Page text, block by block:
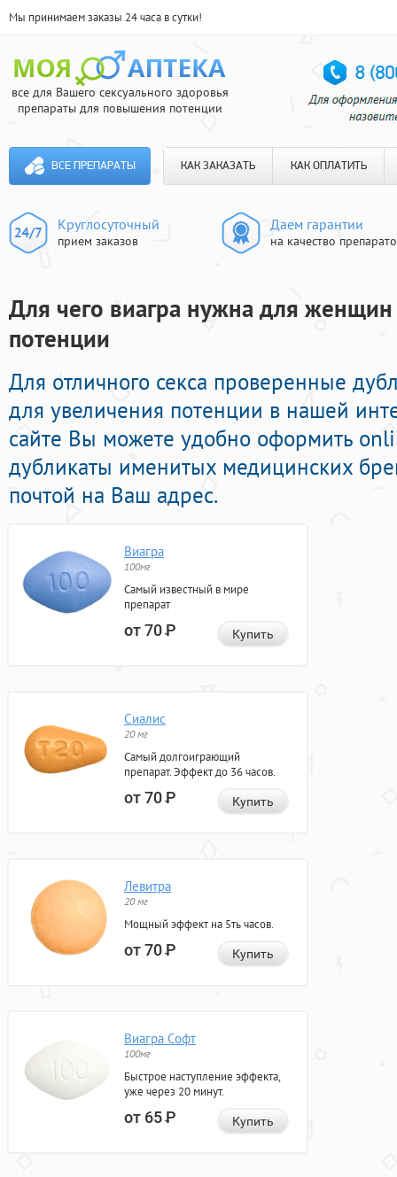
Мы принимаем заказы 24 часа в сутки!
все для Вашего сексуального здоровья
препараты для повышения потенции
ВСЕ ПРЕПАРАТЫ КАК ЗАКАЗАТЬ КАК ОПЛАТИТЬ
Круглосуточный
прием заказов
Даем гарантии
на качество
Для чего виагра нужна для женщин
потенции
Для отличного секса проверенные
для увеличения потенции в нашей
сайте Вы можете удобно оформить
дубликаты именитых медицинских
почтой на Ваш адрес.
Виагра
100мг
Самый известный в мире
препарат
от 70Р Купить
Сиалис
20 мг
Самый долгоиграющий
препарат. Эффект до 36 часов.
от 70Р Купить
Левитра
20 мг
Мощный эффект на 5ть часов.
от 70Р Купить
Виагра Софт
100мг
Быстрое наступление эффекта,
уже через 20 минут.
от 65Р Купить